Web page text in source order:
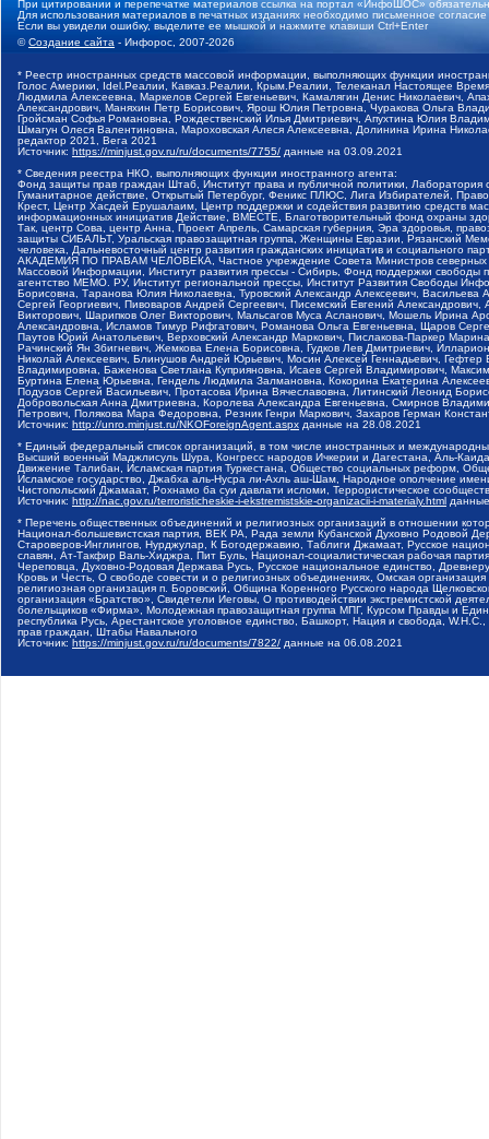
При цитировании и перепечатке материалов ссылка на портал «ИнфоШОС»
Для использования материалов в печатных изданиях необходимо письменное
Если вы увидели ошибку, выделите ее мышкой и нажмите клавиши Ctrl+Enter
©Создание сайта - Инфорос, 2007-2026
* Реестр иностранных средств массовой информации, выполняющих функции
Голос Америки, Idel.Реалии, Кавказ.Реалии, Крым.Реалии, Телеканал Настоящее
Людмила Алексеевна, Маркелов Сергей Евгеньевич, Камалягин Денис Николаевич,
Александрович, Маняхин Петр Борисович, Ярош Юлия Петровна, Чуракова Ольга
Гройсман Софья Романовна, Рождественский Илья Дмитриевич, Апухтина Юлия
Шмагун Олеся Валентиновна, Мароховская Алеся Алексеевна, Долинина Ирина
редактор 2021, Вега 2021
Источник: https://minjust.gov.ru/ru/documents/7755/ данные на 03.09.2021
* Сведения реестра НКО, выполняющих функции иностранного агента:
Фонд защиты прав граждан Штаб, Институт права и публичной политики,
Гуманитарное действие, Открытый Петербург, Феникс ПЛЮС, Лига Избирателей,
Крест, Центр Хасдей Ерушалаим, Центр поддержки и содействия развитию средств
информационных инициатив Действие, ВМЕСТЕ, Благотворительный фонд охраны
Так, центр Сова, центр Анна, Проект Апрель, Самарская губерния, Эра здоровья,
защиты СИБАЛЬТ, Уральская правозащитная группа, Женщины Евразии, Рязанский
человека, Дальневосточный центр развития гражданских инициатив и социального
АКАДЕМИЯ ПО ПРАВАМ ЧЕЛОВЕКА, Частное учреждение Совета Министров северных
Массовой Информации, Институт развития прессы - Сибирь, Фонд поддержки
агентство МЕМО. РУ, Институт региональной прессы, Институт Развития Свободы
Борисовна, Таранова Юлия Николаевна, Туровский Александр Алексеевич,
Сергей Георгиевич, Пивоваров Андрей Сергеевич, Писемский Евгений
Викторович, Шарипков Олег Викторович, Мальсагов Муса Асланович, Мошель Ирина
Александровна, Исламов Тимур Рифгатович, Романова Ольга Евгеньевна, Щаров
Паутов Юрий Анатольевич, Верховский Александр Маркович, Пислакова-Паркер
Рачинский Ян Збигневич, Жемкова Елена Борисовна, Гудков Лев Дмитриевич,
Николай Алексеевич, Блинушов Андрей Юрьевич, Мосин Алексей Геннадьевич,
Владимировна, Баженова Светлана Куприяновна, Исаев Сергей Владимирович,
Буртина Елена Юрьевна, Гендель Людмила Залмановна, Кокорина Екатерина
Подузов Сергей Васильевич, Протасова Ирина Вячеславовна, Литинский Леонид
Добровольская Анна Дмитриевна, Королева Александра Евгеньевна, Смирнов
Петрович, Полякова Мара Федоровна, Резник Генри Маркович, Захаров Герман
Источник: http://unro.minjust.ru/NKOForeignAgent.aspx данные на 28.08.2021
* Единый федеральный список организаций, в том числе иностранных и
Высший военный Маджлисуль Шура, Конгресс народов Ичкерии и Дагестана, Аль-
Движение Талибан, Исламская партия Туркестана, Общество социальных реформ,
Исламское государство, Джабха аль-Нусра ли-Ахль аш-Шам, Народное ополчение
Чистопольский Джамаат, Рохнамо ба суи давлати исломи, Террористическое
Источник: http://nac.gov.ru/terroristicheskie-i-ekstremistskie-organizacii-i-materialy.html
* Перечень общественных объединений и религиозных организаций в отношении
Национал-большевистская партия, ВЕК РА, Рада земли Кубанской Духовно Родовой
Староверов-Инглингов, Нурджулар, К Богодержавию, Таблиги Джамаат, Русское
славян, Ат-Такфир Валь-Хиджра, Пит Буль, Национал-социалистическая рабочая
Череповца, Духовно-Родовая Держава Русь, Русское национальное единство,
Кровь и Честь, О свободе совести и о религиозных объединениях, Омская
религиозная организация п. Боровский, Община Коренного Русского народа
организация «Братство», Свидетели Иеговы, О противодействии экстремистской
болельщиков «Фирма», Молодежная правозащитная группа МПГ, Курсом Правды и
республика Русь, Арестантское уголовное единство, Башкорт, Нация и свобода,
прав граждан, Штабы Навального
Источник: https://minjust.gov.ru/ru/documents/7822/ данные на 06.08.2021